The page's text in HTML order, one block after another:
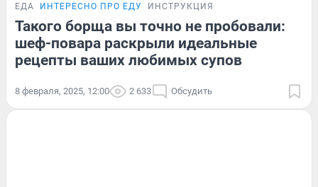
ЕДА ИНТЕРЕСНО ПРО ЕДУ ИНСТРУКЦИЯ
Такого борща вы точно не пробовали:
шеф-повара раскрыли идеальные
рецепты ваших любимых супов
8 февраля, 2025, 12:00 2 633 Обсудить